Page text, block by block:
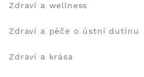
Zdraví a wellness
Zdraví a péče o ústní dutinu
Zdraví a krása